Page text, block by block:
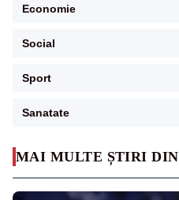
MAI MULTE ȘTIRI DIN
Economie
Social
Sport
Sanatate